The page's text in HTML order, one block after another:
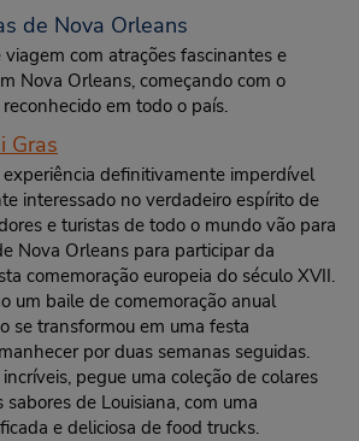
de Nova Orleans
com atrações fascinantes e
Nova Orleans, começando com o
em todo o país.
Gras
definitivamente imperdível
interessado no verdadeiro espírito de
e turistas de todo o mundo vão para
Nova Orleans para participar da
comemoração europeia do século XVII.
um baile de comemoração anual
se transformou em uma festa
por duas semanas seguidas.
pegue uma coleção de colares
de Louisiana, com uma
e deliciosa de food trucks.